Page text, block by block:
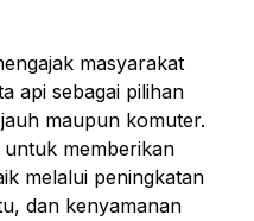
masyarakat
api sebagai pilihan
maupun komuter.
memberikan
melalui peningkatan
dan kenyamanan